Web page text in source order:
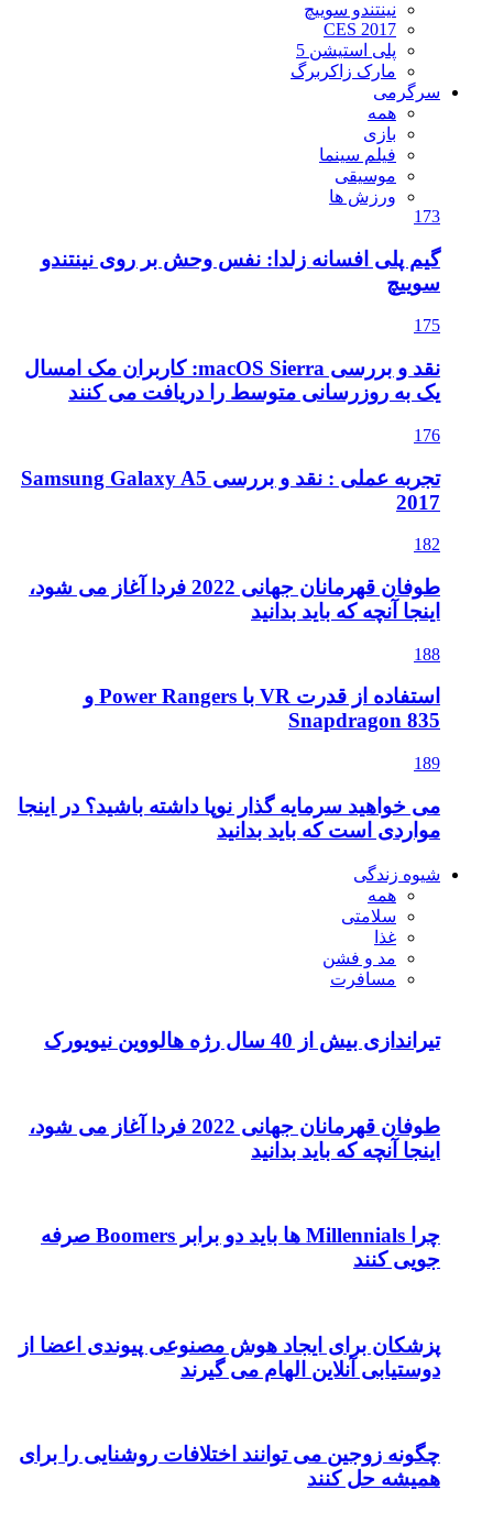
نینتندو سوییچ
CES 2017
پلی استیشن 5
مارک زاکربرگ
سرگرمی
همه
بازی
فیلم سینما
موسیقی
ورزش ها
173
گیم پلی افسانه زلدا: نفس وحش بر روی نینتندو
سوییچ
175
نقد و بررسی macOS Sierra: کاربران مک امسال
یک به روزرسانی متوسط را دریافت می کنند
176
تجربه عملی : نقد و بررسی Samsung Galaxy A5
2017
182
طوفان قهرمانان جهانی 2022 فردا آغاز می شود،
اینجا آنچه که باید بدانید
188
استفاده از قدرت VR با Power Rangers و
Snapdragon 835
189
می خواهید سرمایه گذار نوپا داشته باشید؟ در اینجا
مواردی است که باید بدانید
شیوه زندگی
همه
سلامتی
غذا
مد و فشن
مسافرت
تیراندازی بیش از 40 سال رژه هالووین نیویورک
طوفان قهرمانان جهانی 2022 فردا آغاز می شود،
اینجا آنچه که باید بدانید
چرا Millennials ها باید دو برابر Boomers صرفه
جویی کنند
پزشکان برای ایجاد هوش مصنوعی پیوندی اعضا از
دوستیابی آنلاین الهام می گیرند
چگونه زوجین می توانند اختلافات روشنایی را برای
همیشه حل کنند